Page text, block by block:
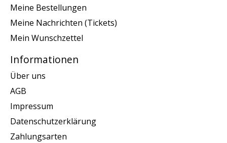
Meine Bestellungen
Meine Nachrichten (Tickets)
Mein Wunschzettel
Informationen
Über uns
AGB
Impressum
Datenschutzerklärung
Zahlungsarten